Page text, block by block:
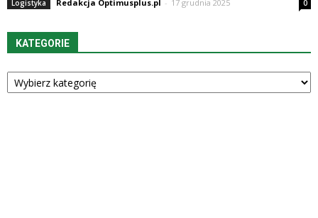
Logistyka Redakcja Optimusplus.pl - 17 grudnia 2025 0
KATEGORIE
Kategorie